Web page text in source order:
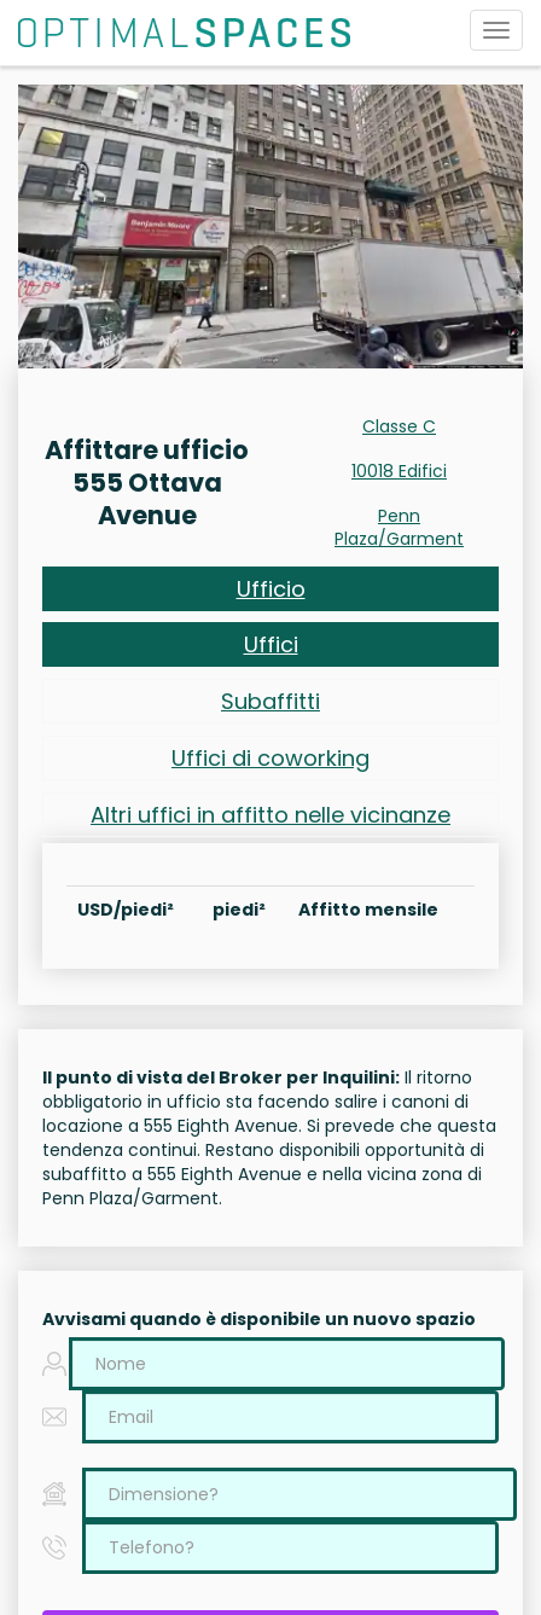
la
Affittare ufficio
555 Ottava
Avenue
Classe C
10018 Edifici
Penn
Plaza/Garment
Ufficio
Uffici
Subaffitti
Uffici di coworking
Altri uffici in affitto nelle vicinanze
USD/piedi² piedi² Affitto mensile
Il punto di vista del Broker per Inquilini: Il ritorno
obbligatorio in ufficio sta facendo salire i canoni di
locazione a 555 Eighth Avenue. Si prevede che questa
tendenza continui. Restano disponibili opportunità di
subaffitto a 555 Eighth Avenue e nella vicina zona di
Penn Plaza/Garment.
Avvisami quando è disponibile un nuovo spazio